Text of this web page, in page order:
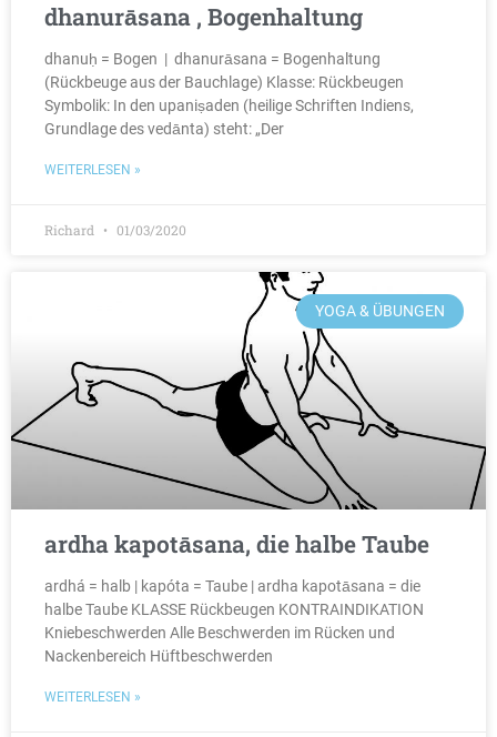
dhanurāsana , Bogenhaltung
dhanuḥ = Bogen | dhanurāsana = Bogenhaltung
(Rückbeuge aus der Bauchlage) Klasse: Rückbeugen
Symbolik: In den upaniṣaden (heilige Schriften Indiens,
Grundlage des vedānta) steht: „Der
WEITERLESEN »
Richard 01/03/2020
YOGA & ÜBUNGEN
ardha kapotāsana, die halbe Taube
ardhá = halb | kapóta = Taube | ardha kapotāsana = die
halbe Taube KLASSE Rückbeugen KONTRAINDIKATION
Kniebeschwerden Alle Beschwerden im Rücken und
Nackenbereich Hüftbeschwerden
WEITERLESEN »